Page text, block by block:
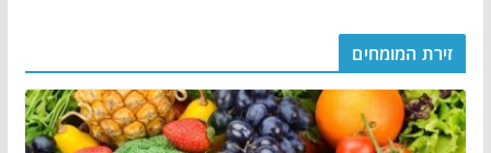
זירת המומחים